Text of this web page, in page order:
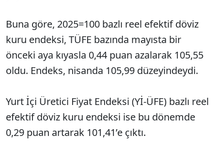
Buna göre, 2025=100 bazlı reel efektif döviz
kuru endeksi, TÜFE bazında mayısta bir
önceki aya kıyasla 0,44 puan azalarak 105,55
oldu. Endeks, nisanda 105,99 düzeyindeydi.
Yurt İçi Üretici Fiyat Endeksi (Yİ-ÜFE) bazlı reel
efektif döviz kuru endeksi ise bu dönemde
0,29 puan artarak 101,41’e çıktı.